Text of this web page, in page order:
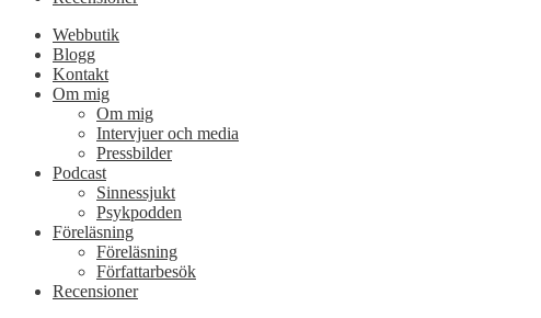
Webbutik
Blogg
Kontakt
Om mig
Om mig
Intervjuer och media
Pressbilder
Podcast
Sinnessjukt
Psykpodden
Föreläsning
Föreläsning
Författarbesök
Recensioner